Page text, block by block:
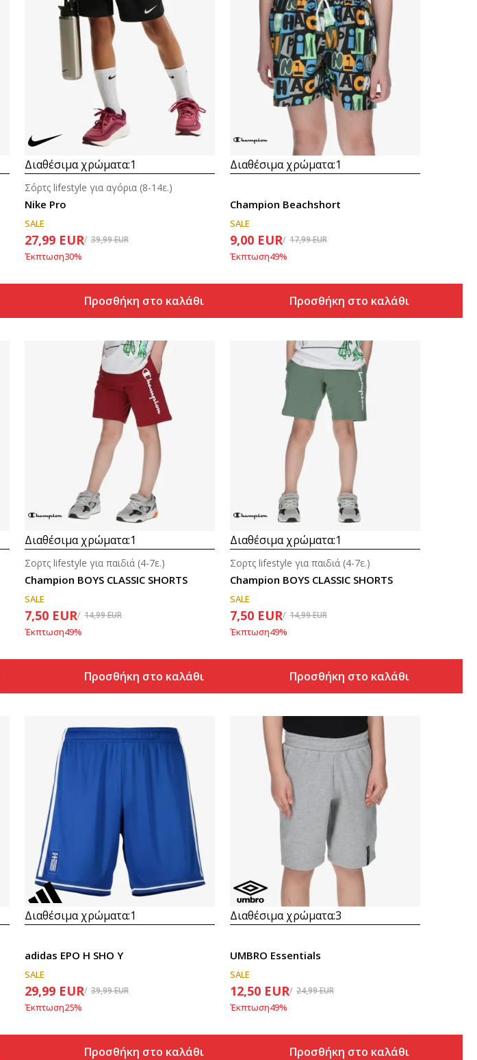
Συγκρίνετε
Διαθέσιμα χρώματα:1
Nike Pro
Σόρτς lifestyle για αγόρια (8-14ε.)
SALE
27,99 EUR 39,99EUR
Έκπτωση30%
Προσθήκη στο καλάθι
Συγκρίνετε
Διαθέσιμα χρώματα:1
Champion Beachshort
SALE
9,00 EUR 17,99EUR
Έκπτωση49%
Προσθήκη στο καλάθι
Συγκρίνετε
Διαθέσιμα χρώματα:1
Champion BOYS CLASSIC SHORTS
Σορτς lifestyle για παιδιά (4-7ε.)
SALE
7,50 EUR 14,99EUR
Έκπτωση49%
Προσθήκη στο καλάθι
Συγκρίνετε
Διαθέσιμα χρώματα:1
Champion BOYS CLASSIC SHORTS
Σορτς lifestyle για παιδιά (4-7ε.)
SALE
7,50 EUR 14,99EUR
Έκπτωση49%
Προσθήκη στο καλάθι
Συγκρίνετε
Διαθέσιμα χρώματα:1
adidas EPO H SHO Y
SALE
29,99 EUR 39,99EUR
Έκπτωση25%
Προσθήκη στο καλάθι
Συγκρίνετε
Διαθέσιμα χρώματα:3
UMBRO Essentials
SALE
12,50 EUR 24,99EUR
Έκπτωση49%
Προσθήκη στο καλάθι